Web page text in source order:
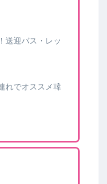
送迎バス・レッ
れでオススメ韓